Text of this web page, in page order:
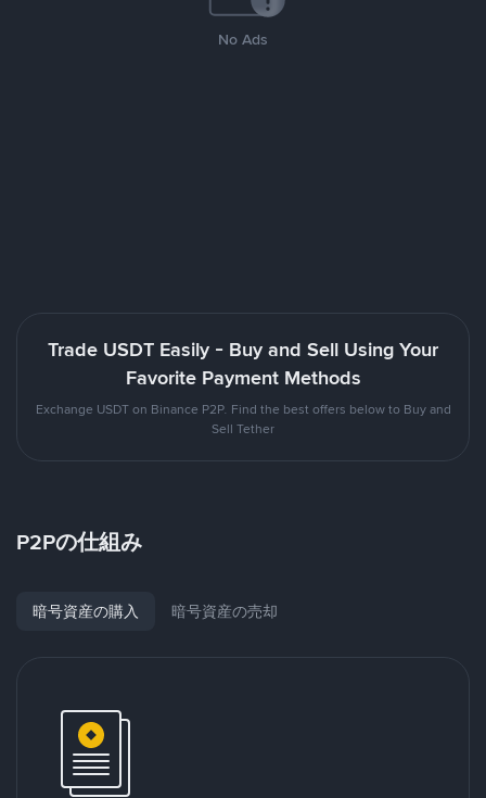
No Ads
Trade USDT Easily - Buy and Sell Using Your
Favorite Payment Methods
Exchange USDT on Binance P2P. Find the best offers below to Buy and
Sell Tether
P2Pの仕組み
暗号資産の購入 暗号資産の売却